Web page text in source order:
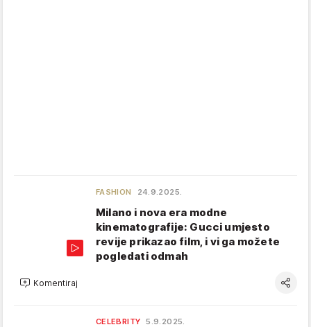
FASHION 24.9.2025.
Milano i nova era modne
kinematografije: Gucci umjesto
revije prikazao film, i vi ga možete
pogledati odmah
Komentiraj
CELEBRITY 5.9.2025.